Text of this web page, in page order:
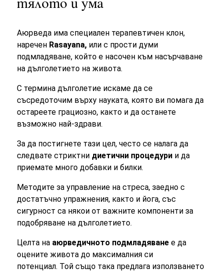
тялото и ума
Аюрведа има специален терапевтичен клон,
наречен Rasayana, или с прости думи
подмладяване, който е насочен към насърчаване
на дълголетието на живота.
С термина дълголетие искаме да се
съсредоточим върху науката, която ви помага да
остареете грациозно, както и да останете
възможно най-здрави.
За да постигнете тази цел, често се налага да
следвате стриктни диетични процедури и да
приемате много добавки и билки.
Методите за управление на стреса, заедно с
достатъчно упражнения, както и йога, със
сигурност са някои от важните компоненти за
подобряване на дълголетието.
Целта на аюрведичното подмладяване е да
оцените живота до максималния си
потенциал. Той също така предлага използването